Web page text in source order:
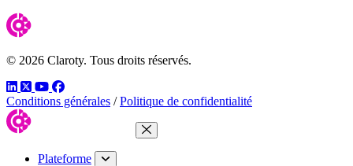
© 2026 Claroty. Tous droits réservés.
LinkedIn
TwitterYouTube
Facebook
Conditions générales / Politique de confidentialité
Fermer le menu
Plateforme